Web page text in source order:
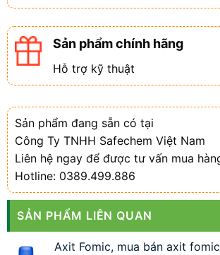
Sản phẩm chính hãng
Hỗ trợ kỹ thuật
Sản phẩm đang sẵn có tại
Công Ty TNHH Safechem Việt Nam
Liên hệ ngay để được tư vấn mua
Hotline: 0389.499.886
SẢN PHẨM LIÊN QUAN
Axit Fomic, mua bán axit